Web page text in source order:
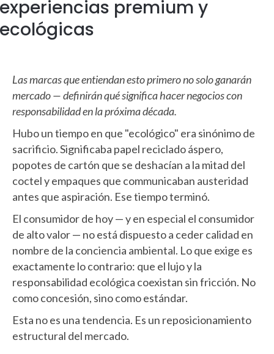
experiencias premium y
ecológicas
Las marcas que entiendan esto primero no solo ganarán
mercado — definirán qué significa hacer negocios con
responsabilidad en la próxima década.
Hubo un tiempo en que "ecológico" era sinónimo de
sacrificio. Significaba papel reciclado áspero,
popotes de cartón que se deshacían a la mitad del
coctel y empaques que communicaban austeridad
antes que aspiración. Ese tiempo terminó.
El consumidor de hoy — y en especial el consumidor
de alto valor — no está dispuesto a ceder calidad en
nombre de la conciencia ambiental. Lo que exige es
exactamente lo contrario: que el lujo y la
responsabilidad ecológica coexistan sin fricción. No
como concesión, sino como estándar.
Esta no es una tendencia. Es un reposicionamiento
estructural del mercado.